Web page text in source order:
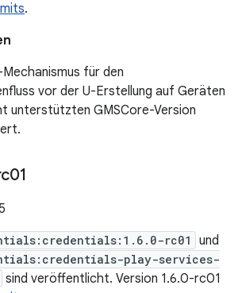
.
für den
vor der U-Erstellung auf Geräten
unterstützten GMSCore-Version
rc01 und
play-services-
sind veröffentlicht. Version 1.6.0-rc01